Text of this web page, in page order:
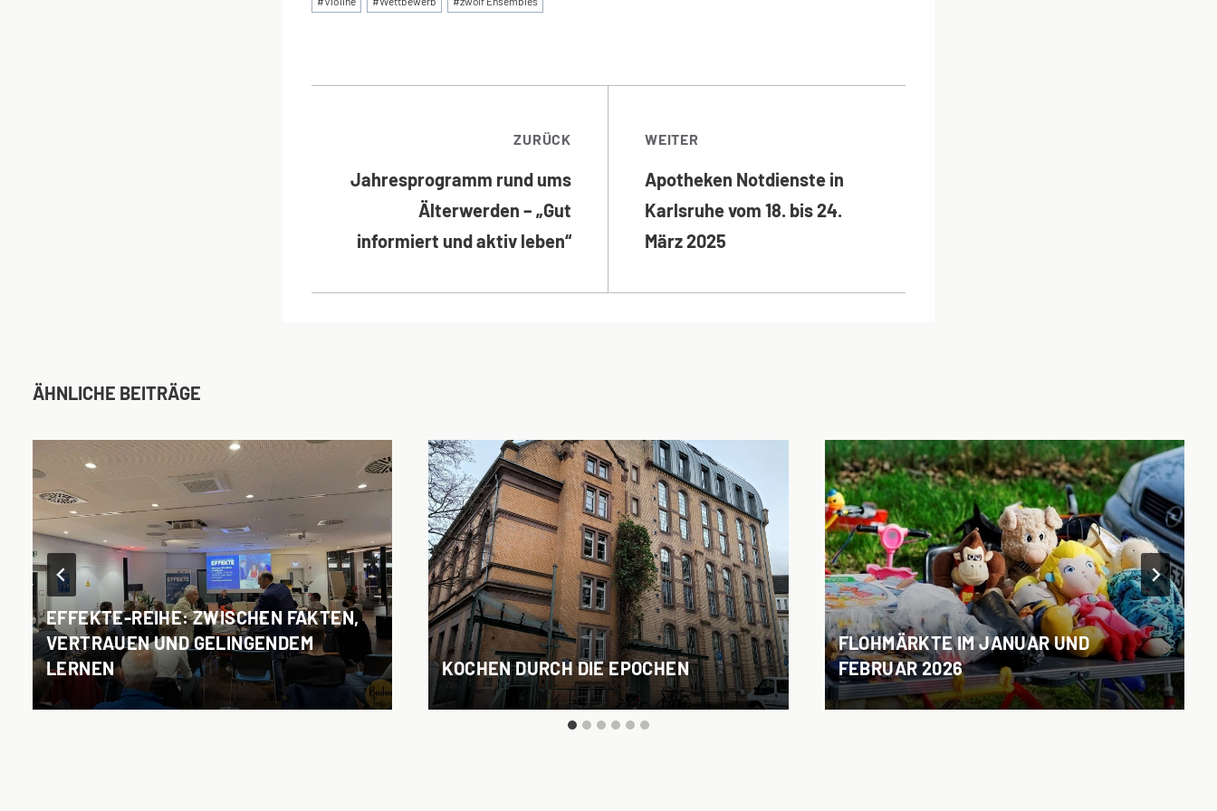
BEITRAGSNAVIGATION
ZURÜCK
Jahresprogramm rund ums
Älterwerden – „Gut
informiert und aktiv leben“
WEITER
Apotheken Notdienste in
Karlsruhe vom 18. bis 24.
März 2025
ÄHNLICHE BEITRÄGE
EFFEKTE-REIHE: ZWISCHEN FAKTEN,
VERTRAUEN UND GELINGENDEM
LERNEN
KOCHEN DURCH DIE EPOCHEN
FLOHMÄRKTE IM JANUAR UND
FEBRUAR 2026